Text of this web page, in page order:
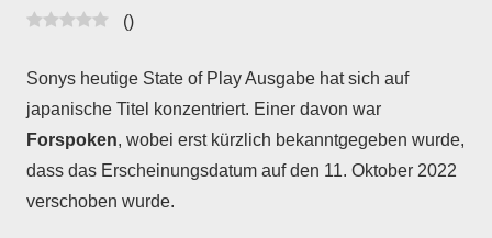
ergo
|
Gaming-
Blog
()
Sonys heutige State of Play Ausgabe hat sich auf
japanische Titel konzentriert. Einer davon war
Forspoken, wobei erst kürzlich bekanntgegeben wurde,
dass das Erscheinungsdatum auf den 11. Oktober 2022
verschoben wurde.